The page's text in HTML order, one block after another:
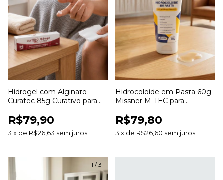
Hidrogel com Alginato
Curatec 85g Curativo para
Desbridamento de Feridas
R$79,90
3 x de R$26,63 sem juros
Hidrocoloide em Pasta 60g
Missner M-TEC para
Feridas
R$79,80
3 x de R$26,60 sem juros
1 /3